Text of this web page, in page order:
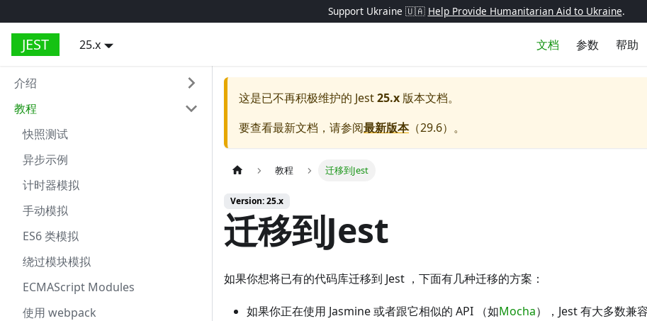
Support Ukraine 🇺🇦 Help Provide Humanitarian Aid to Ukraine.
JEST 25.x 文档 参数 帮助
介绍
教程
快照测试
异步示例
计时器模拟
手动模拟
ES6 类模拟
绕过模块模拟
ECMAScript Modules
使用 webpack
这是已不再积极维护的 Jest25.x 版本文档。
要查看最新文档，请参阅最新版本（29.6）。
教程 迁移到Jest
Version: 25.x
迁移到Jest
如果你想将已有的代码库迁移到 Jest ，下面有几种迁移的方案：
如果你正在使用 Jasmine 或者跟它相似的 API （如Mocha），Jest 有大多数兼